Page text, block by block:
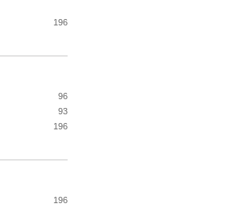
196
96
93
196
196